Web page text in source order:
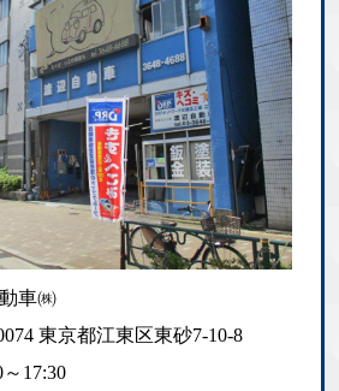
車㈱
東京都江東区東砂7-10-8
～17:30